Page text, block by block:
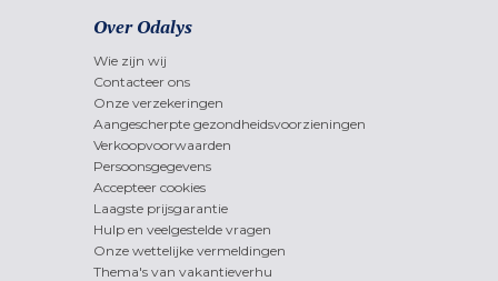
Over Odalys
Wie zijn wij
Contacteer ons
Onze verzekeringen
Aangescherpte gezondheidsvoorzieningen
Verkoopvoorwaarden
Persoonsgegevens
Accepteer cookies
Laagste prijsgarantie
Hulp en veelgestelde vragen
Onze wettelijke vermeldingen
Thema's van vakantieverhu